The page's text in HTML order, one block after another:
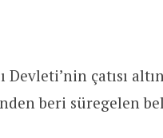
Devleti’nin çatısı
beri süregelen